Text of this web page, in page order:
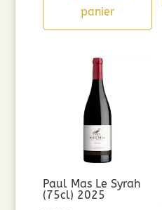
panier
Paul Mas Le Syrah
(75cl) 2025